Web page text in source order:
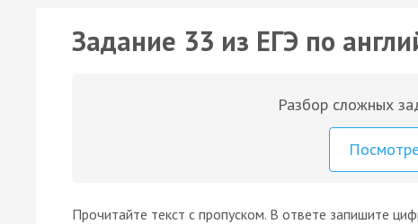
Задание 33 из ЕГЭ по
Разбор сложных
Прочитайте текст с пропуском. В ответе запишите